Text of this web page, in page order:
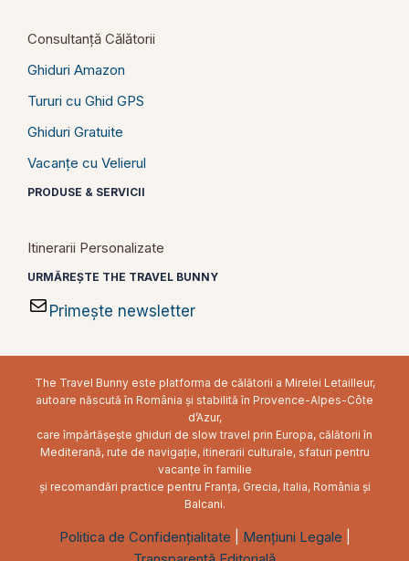
Consultanță Călătorii
Ghiduri Amazon
Tururi cu Ghid GPS
Ghiduri Gratuite
Vacanțe cu Velierul
PRODUSE & SERVICII
Itinerarii Personalizate
URMĂREȘTE THE TRAVEL BUNNY
Primește newsletter
The Travel Bunny este platforma de călătorii a Mirelei Letailleur,
autoare născută în România și stabilită în Provence-Alpes-Côte
d’Azur,
care împărtășește ghiduri de slow travel prin Europa, călătorii în
Mediterană, rute de navigație, itinerarii culturale, sfaturi pentru
vacanțe în familie
și recomandări practice pentru Franța, Grecia, Italia, România și
Balcani.
Politica de Confidențialitate Mențiuni Legale